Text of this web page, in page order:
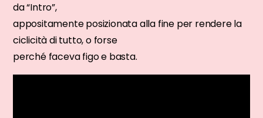
da “Intro”,
appositamente posizionata alla fine per rendere la
ciclicità di tutto, o forse
perché faceva figo e basta.